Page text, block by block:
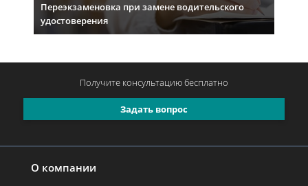
Переэкзаменовка при замене водительского
удостоверения
О компании
Задать вопрос
Получите консультациюбесплатно